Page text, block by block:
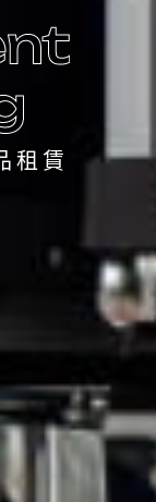
租賃